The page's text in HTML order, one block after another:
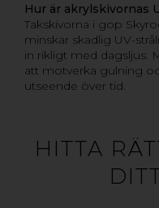
Hur är akrylskivornas
Takskivorna i gop
minskar skadlig UV-
in rikligt med dagsljus.
att motverka gulning
utseende över tid.
HITTA